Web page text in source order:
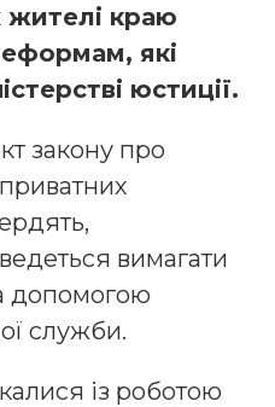
жителі краю
які
юстиції.
закону про
вимагати
допомогою
служби.
із роботою